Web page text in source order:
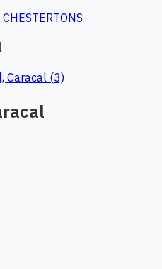
CHESTERTONS
Caracal (3)